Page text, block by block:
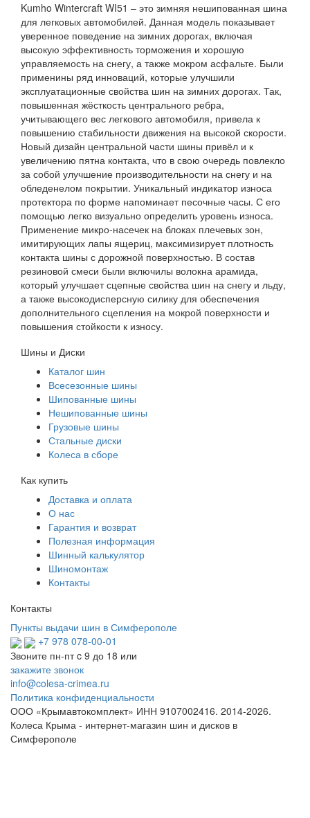
Kumho Wintercraft WI51 – это зимняя нешипованная шина
для легковых автомобилей. Данная модель показывает
уверенное поведение на зимних дорогах, включая
высокую эффективность торможения и хорошую
управляемость на снегу, а также мокром асфальте. Были
применины ряд инноваций, которые улучшили
эксплуатационные свойства шин на зимних дорогах. Так,
повышенная жёсткость центрального ребра,
учитывающего вес легкового автомобиля, привела к
повышению стабильности движения на высокой скорости.
Новый дизайн центральной части шины привёл и к
увеличению пятна контакта, что в свою очередь повлекло
за собой улучшение производительности на снегу и на
обледенелом покрытии. Уникальный индикатор износа
протектора по форме напоминает песочные часы. С его
помощью легко визуально определить уровень износа.
Применение микро-насечек на блоках плечевых зон,
имитирующих лапы ящериц, максимизирует плотность
контакта шины с дорожной поверхностью. В состав
резиновой смеси были включилы волокна арамида,
который улучшает сцепные свойства шин на снегу и льду,
а также высокодисперсную силику для обеспечения
дополнительного сцепления на мокрой поверхности и
повышения стойкости к износу.
Шины и Диски
Каталог шин
Всесезонные шины
Шипованные шины
Нешипованные шины
Грузовые шины
Стальные диски
Колеса в сборе
Как купить
Доставка и оплата
О нас
Гарантия и возврат
Полезная информация
Шинный калькулятор
Шиномонтаж
Контакты
Контакты
Пункты выдачи шин в Симферополе
+7 978 078-00-01
Звоните пн-пт c 9 до 18 или
закажите звонок
info@colesa-crimea.ru
Политика конфиденциальности
ООО «Крымавтокомплект» ИНН 9107002416. 2014-2026.
Колеса Крыма - интернет-магазин шин и дисков в
Симферополе